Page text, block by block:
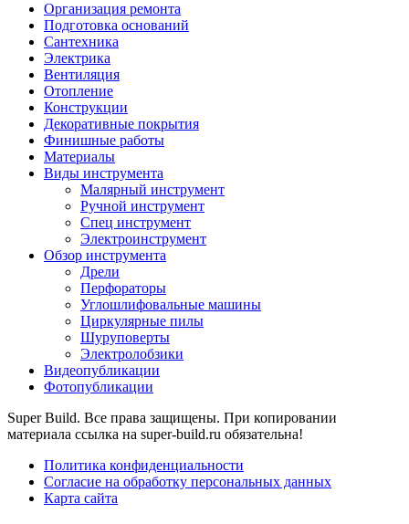
Организация ремонта
Подготовка оснований
Сантехника
Электрика
Вентиляция
Отопление
Конструкции
Декоративные покрытия
Финишные работы
Материалы
Виды инструмента
Малярный инструмент
Ручной инструмент
Спец инструмент
Электроинструмент
Обзор инструмента
Дрели
Перфораторы
Углошлифовальные машины
Циркулярные пилы
Шуруповерты
Электролобзики
Видеопубликации
Фотопубликации
Super Build. Все права защищены. При копировании
материала ссылка на super-build.ru обязательна!
Политика конфиденциальности
Согласие на обработку персональных данных
Карта сайта